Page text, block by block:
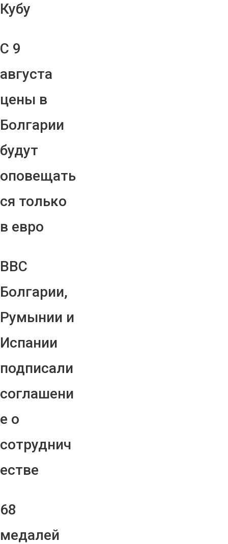
Кубу
С 9
августа
цены в
Болгарии
будут
оповещать
ся только
в евро
ВВС
Болгарии,
Румынии и
Испании
подписали
соглашени
е о
сотруднич
естве
68
медалей